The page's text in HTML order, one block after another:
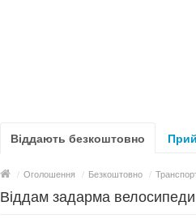
Віддають безкоштовно
/ Оголошення / Безкоштовно /
Віддам задарма велосипеди